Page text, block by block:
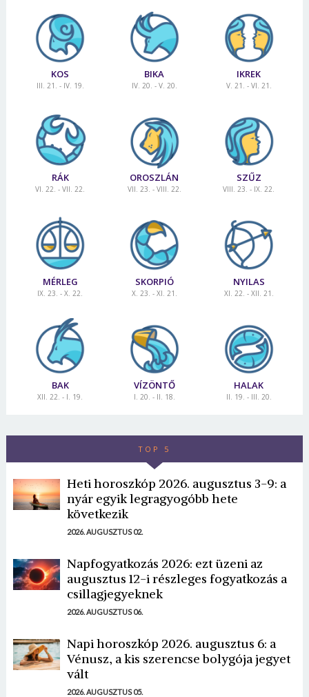
KOS
III. 21. - IV. 19.
BIKA
IV. 20. - V. 20.
IKREK
V. 21. - VI. 21.
RÁK
VI. 22. - VII. 22.
OROSZLÁN
VII. 23. - VIII. 22.
SZŰZ
VIII. 23. - IX. 22.
MÉRLEG
IX. 23. - X. 22.
SKORPIÓ
X. 23. - XI. 21.
NYILAS
XI. 22. - XII. 21.
BAK
XII. 22. - I. 19.
VÍZÖNTŐ
I. 20. - II. 18.
HALAK
II. 19. - III. 20.
TOP 5
Heti horoszkóp 2026. augusztus 3-9: a
nyár egyik legragyogóbb hete
következik
2026. AUGUSZTUS 02.
Napfogyatkozás 2026: ezt üzeni az
augusztus 12-i részleges fogyatkozás a
csillagjegyeknek
2026. AUGUSZTUS 06.
Napi horoszkóp 2026. augusztus 6: a
Vénusz, a kis szerencse bolygója jegyet
vált
2026. AUGUSZTUS 05.